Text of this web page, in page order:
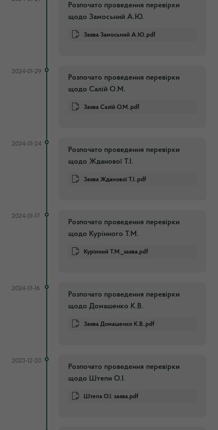
Розпочато проведення перевірки
щодо Замосьний А.Ю.
Заява Замосьний А.Ю..pdf
2024-01-29
Розпочато проведення перевірки
щодо Салій О.М.
Заява Салій О.М..pdf
2024-01-24
Розпочато проведення перевірки
щодо Жданової Т.І.
Заява Жданової Т.І..pdf
2024-01-17
Розпочато проведення перевірки
щодо Курінного Т.М.
Курінний Т.М._заява.pdf
2024-01-16
Розпочато проведення перевірки
щодо Домашенко К.В.
Заява Домашенко К.В..pdf
2023-12-20
Розпочато проведення перевірки
щодо Штепи О.І.
Штепа О.І. заява.pdf